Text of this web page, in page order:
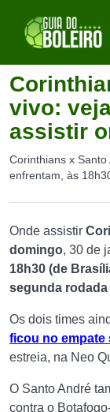
vivo:
assistir
Corinthians x
enfrentam, às
Onde assistir
domingo, 30 de
18h30 (de
segunda rodada
Os dois times
ficou no empate
estreia, na Neo
O Santo André
contra o